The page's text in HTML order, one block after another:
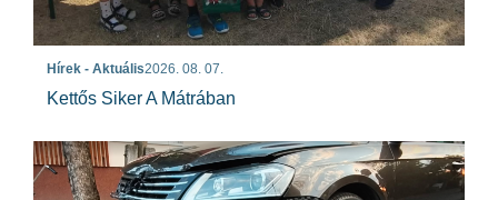
Hírek - Aktuális2026. 08. 07.
Kettős Siker A Mátrában